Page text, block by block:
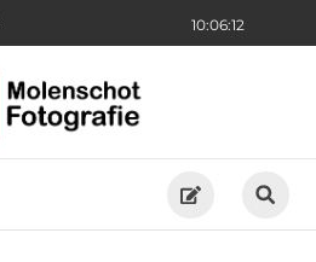
10:06:13